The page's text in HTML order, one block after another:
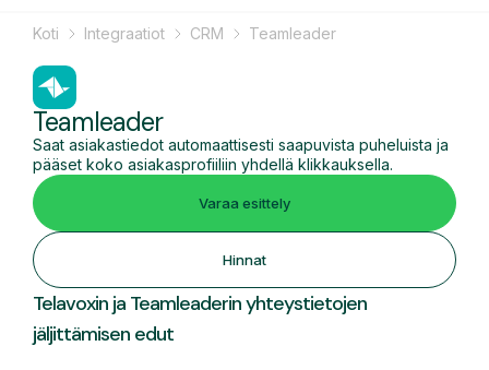
Koti Integraatiot CRM Teamleader
Teamleader
Saat asiakastiedot automaattisesti saapuvista puheluista ja
pääset koko asiakasprofiiliin yhdellä klikkauksella.
Varaa esittely
Hinnat
Telavoxin ja Teamleaderin yhteystietojen
jäljittämisen edut